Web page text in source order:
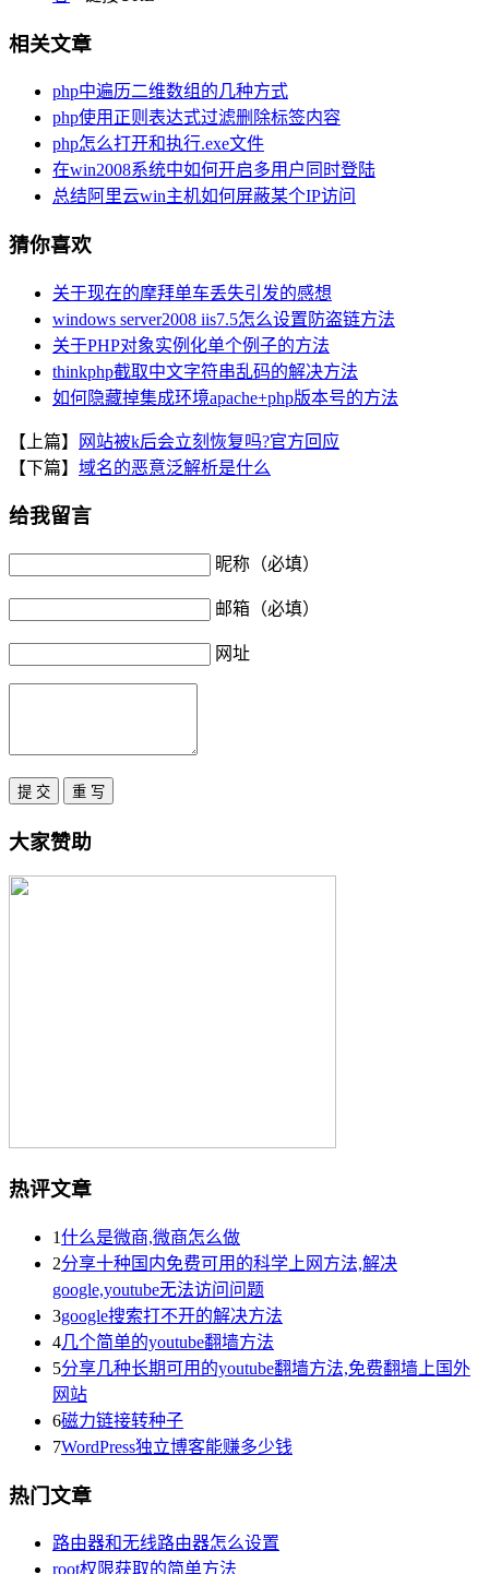
相关文章
php中遍历二维数组的几种方式
php使用正则表达式过滤删除标签内容
php怎么打开和执行.exe文件
在win2008系统中如何开启多用户同时登陆
总结阿里云win主机如何屏蔽某个IP访问
猜你喜欢
关于现在的摩拜单车丢失引发的感想
windows server2008 iis7.5怎么设置防盗链方法
关于PHP对象实例化单个例子的方法
thinkphp截取中文字符串乱码的解决方法
如何隐藏掉集成环境apache+php版本号的方法
【上篇】
网站被k后会立刻恢复吗?官方回应
【下篇】 域名的恶意泛解析是什么
给我留言
昵称（必填）
邮箱（必填）
网址
大家赞助
热评文章
1什么是微商,微商怎么做
2分享十种国内免费可用的科学上网方法,解决
google,youtube无法访问问题
3google搜索打不开的解决方法
4几个简单的youtube翻墙方法
5分享几种长期可用的youtube翻墙方法,免费翻墙上国外
网站
6磁力链接转种子
7WordPress独立博客能赚多少钱
热门文章
路由器和无线路由器怎么设置
root权限获取的简单方法